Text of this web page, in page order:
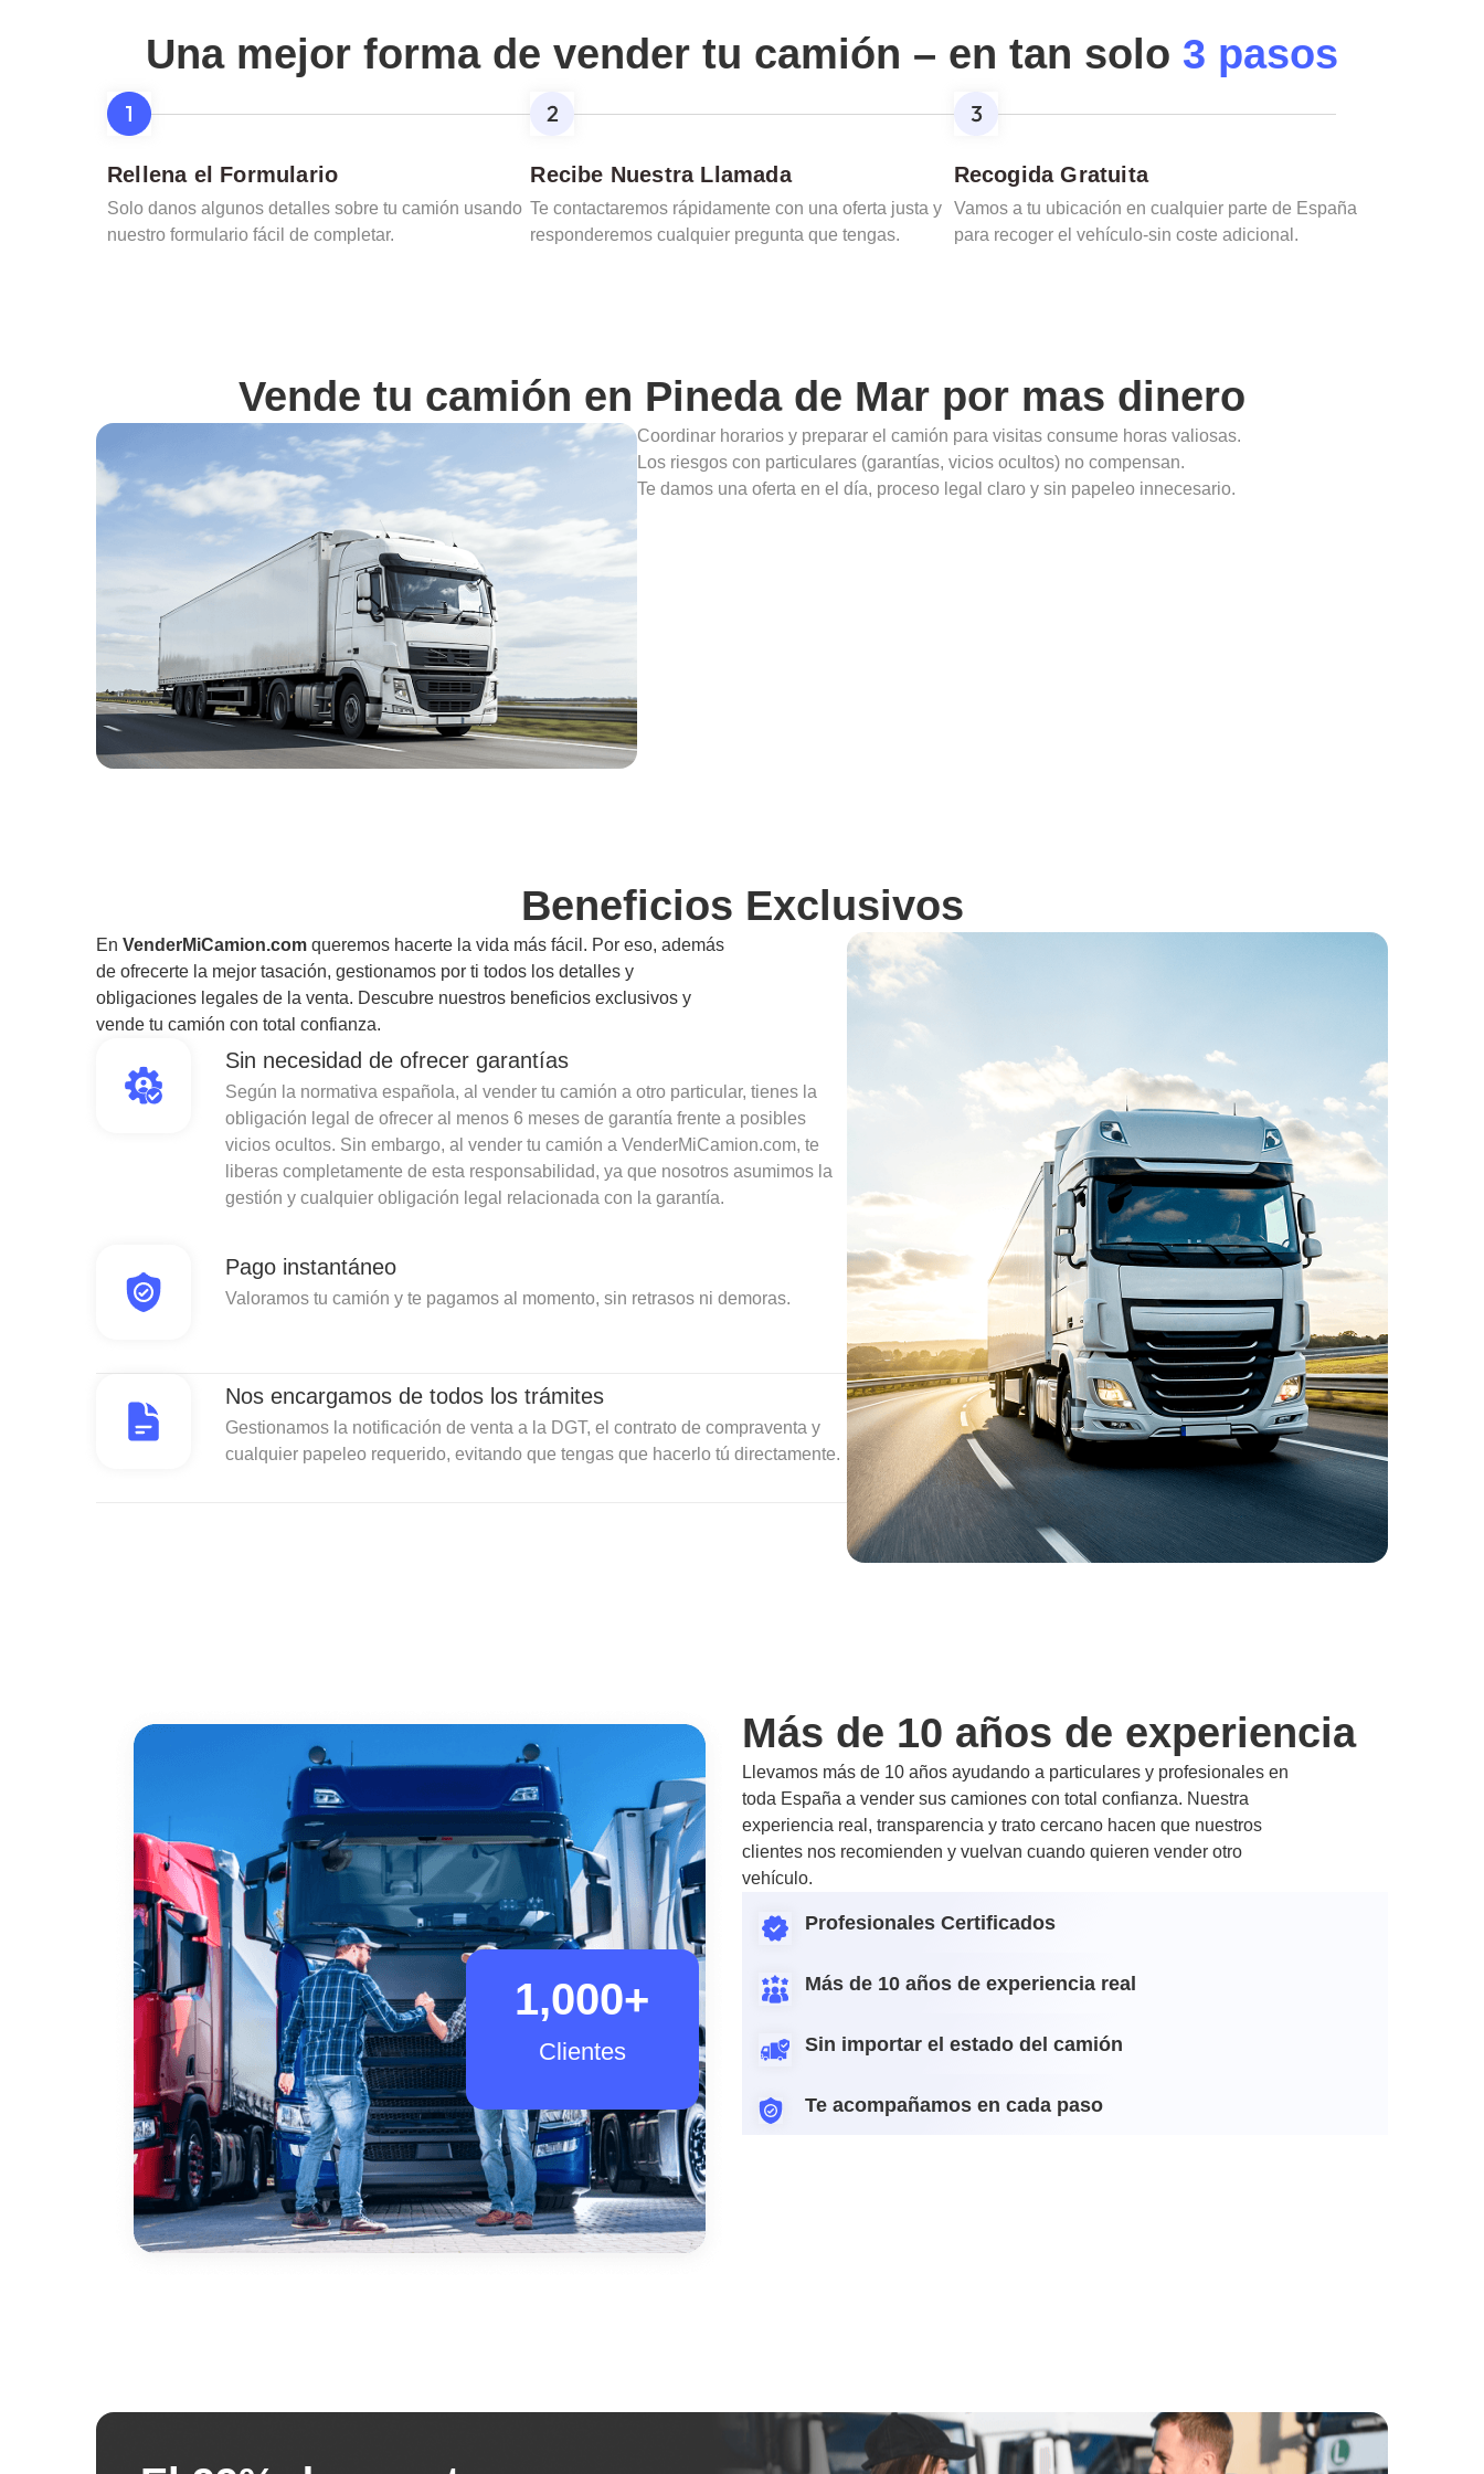
Una mejor forma de vender tu camión – en tan solo 3 pasos
Rellena el Formulario
Solo danos algunos detalles sobre tu camión usando
nuestro formulario fácil de completar.
Recibe Nuestra Llamada
Te contactaremos rápidamente con una oferta justa y
responderemos cualquier pregunta que tengas.
Recogida Gratuita
Vamos a tu ubicación en cualquier parte de España
para recoger el vehículo-sin coste adicional.
Vende tu camión en Pineda de Mar por mas dinero
Coordinar horarios y preparar el camión para visitas consume horas valiosas.
Los riesgos con particulares (garantías, vicios ocultos) no compensan.
Te damos una oferta en el día, proceso legal claro y sin papeleo innecesario.
Beneficios Exclusivos
En VenderMiCamion.com queremos hacerte la vida más fácil. Por eso, además
de ofrecerte la mejor tasación, gestionamos por ti todos los detalles y
obligaciones legales de la venta. Descubre nuestros beneficios exclusivos y
vende tu camión con total confianza.
Sin necesidad de ofrecer garantías
Según la normativa española, al vender tu camión a otro particular, tienes la
obligación legal de ofrecer al menos 6 meses de garantía frente a posibles
vicios ocultos. Sin embargo, al vender tu camión a VenderMiCamion.com, te
liberas completamente de esta responsabilidad, ya que nosotros asumimos la
gestión y cualquier obligación legal relacionada con la garantía.
Pago instantáneo
Valoramos tu camión y te pagamos al momento, sin retrasos ni demoras.
Nos encargamos de todos los trámites
Gestionamos la notificación de venta a la DGT, el contrato de compraventa y
cualquier papeleo requerido, evitando que tengas que hacerlo tú directamente.
Clientes
1,000+
Más de 10 años de experiencia
Llevamos más de 10 años ayudando a particulares y profesionales en
toda España a vender sus camiones con total confianza. Nuestra
experiencia real, transparencia y trato cercano hacen que nuestros
clientes nos recomienden y vuelvan cuando quieren vender otro
vehículo.
Profesionales Certificados
Más de 10 años de experiencia real
Sin importar el estado del camión
Te acompañamos en cada paso